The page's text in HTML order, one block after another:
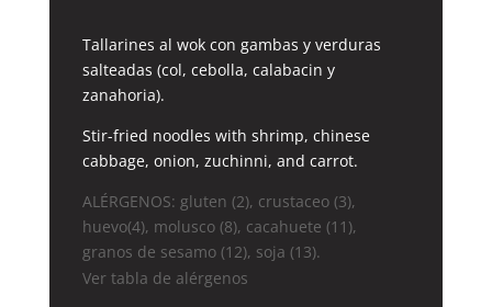
Tallarines al wok con gambas y verduras
salteadas (col, cebolla, calabacin y
zanahoria).
Stir-fried noodles with shrimp, chinese
cabbage, onion, zuchinni, and carrot.
ALÉRGENOS: gluten (2), crustaceo (3),
huevo(4), molusco (8), cacahuete (11),
granos de sesamo (12), soja (13).
Ver tabla de alérgenos